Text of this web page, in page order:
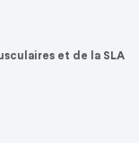
et de la SLA